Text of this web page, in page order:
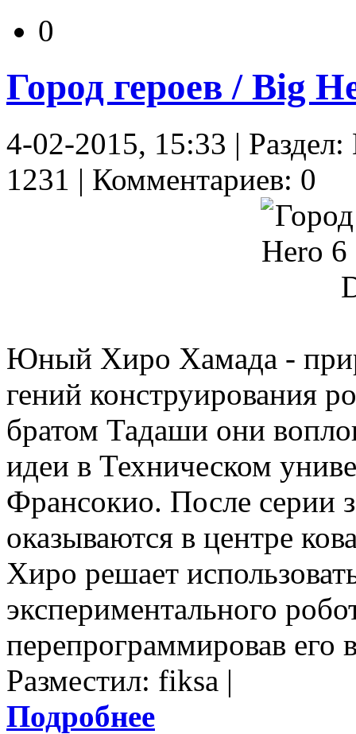
0
Город героев / Big
4-02-2015, 15:33 |
1231 | Комментариев: 0
Юный Хиро Хамада -
гений конструирования
братом Тадаши они
идеи в Техническом
Франсокио. После серии
оказываются в центре
Хиро решает
экспериментального
перепрограммировав
Разместил: fiksa |
Подробнее